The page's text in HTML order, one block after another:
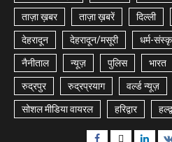
ताज़ा ख़बर ताज़ा ख़बरें दिल्ली
देहरादून देहरादून/मसूरी धर्म-
नैनीताल न्यूज़ पुलिस भारत
रुद्रपुर रुद्रप्रयाग वर्ल्ड न्यूज़
सोशल मीडिया वायरल हरिद्वार
Facebook
Twitter